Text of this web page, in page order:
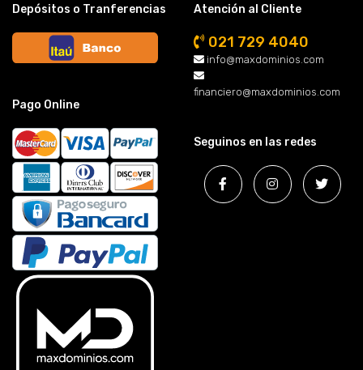
Depósitos o Tranferencias
Pago Online
Atención al Cliente
021 729 4040
info@maxdominios.com
financiero@maxdominios.com
Seguinos en las redes